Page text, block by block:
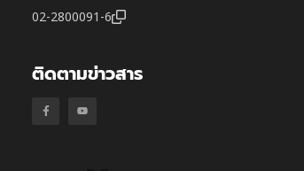
02-2800091-6
ติดตามข่าวสาร